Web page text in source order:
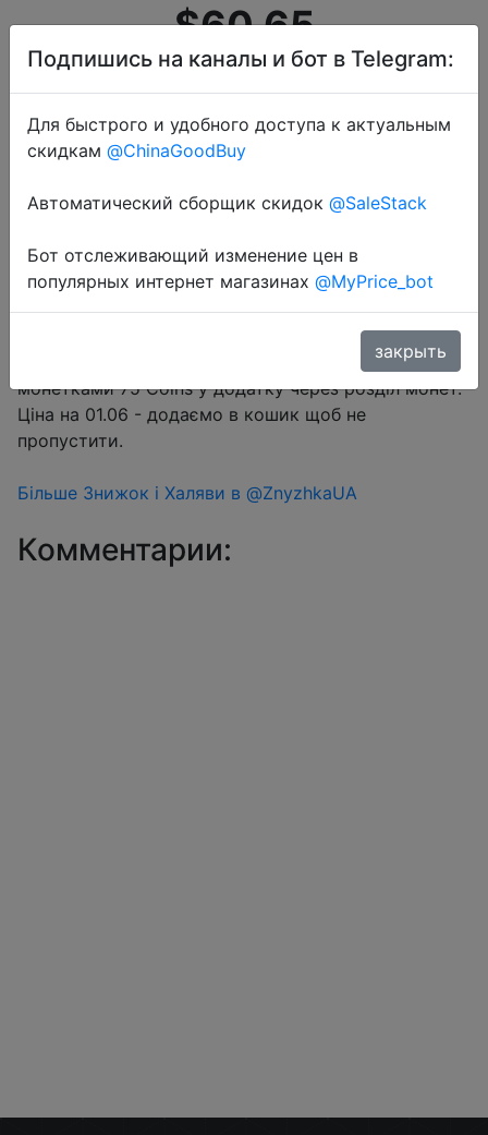
$60.65
Промокод:
Перейти в магазин
#Aliexpress
Купон продавця $5 (промокод CPLMTX) +
монетками 75 Coins у додатку через розділ монет.
Ціна на 01.06 - додаємо в кошик щоб не
пропустити.
Більше Знижок і Халяви в @ZnyzhkaUA
Комментарии:
Подпишись на каналы и бот в Telegram:
Для быстрого и удобного доступа к актуальным
скидкам @ChinaGoodBuy
Автоматический сборщик скидок @SaleStack
Бот отслеживающий изменение цен в
популярных интернет магазинах @MyPrice_bot
закрыть